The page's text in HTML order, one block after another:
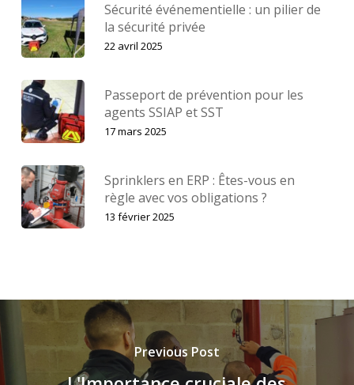
Sécurité événementielle : un pilier de
la sécurité privée
22 avril 2025
Passeport de prévention pour les
agents SSIAP et SST
17 mars 2025
Sprinklers en ERP : Êtes-vous en
règle avec vos obligations ?
13 février 2025
Previous Post